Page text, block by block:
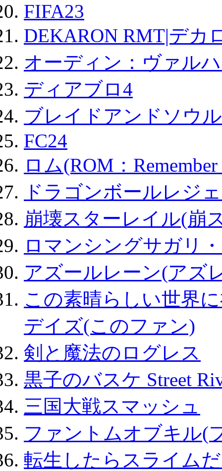
FIFA23
DEKARON RMT|デカ
オーディン：ヴァル
ディアブロ4
ブレイドアンドソウ
FC24
ロム(ROM：
ドラゴンボールレジ
崩壊スターレイル(崩
ロマンシングサガリ
アズールレーン(アズ
この素晴らしい世界
デイズ(このファン)
剣と魔法のログレス
黒子のバスケ Street
三国大戦スマッシュ
ファントムオブキル(
転生したらスライム